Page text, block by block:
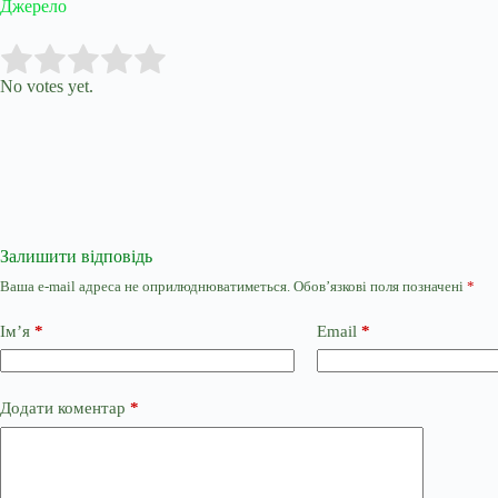
Джерело
Rate this item:
No votes yet.
Залишити відповідь
Ваша e-mail адреса не оприлюднюватиметься. Обов’язкові поля позначені *
Ім’я * Email *
Додати коментар *